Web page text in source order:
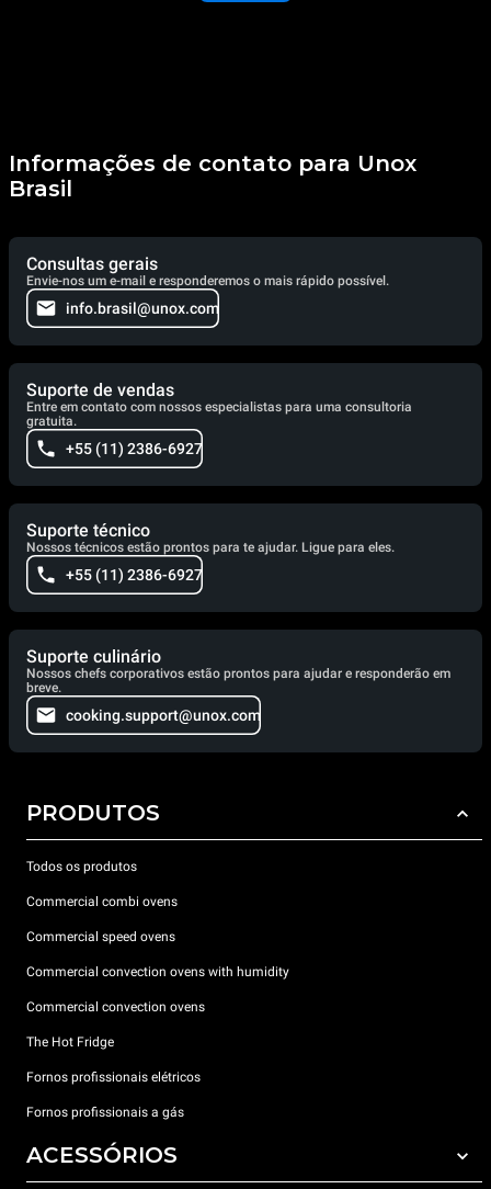
Informações de contato para Unox
Brasil
Consultas gerais
Envie-nos um e-mail e responderemos o mais rápido possível.
info.brasil@unox.com
Suporte de vendas
Entre em contato com nossos especialistas para uma consultoria
gratuita.
+55 (11) 2386-6927
Suporte técnico
Nossos técnicos estão prontos para te ajudar. Ligue para eles.
+55 (11) 2386-6927
Suporte culinário
Nossos chefs corporativos estão prontos para ajudar e responderão em
breve.
cooking.support@unox.com
PRODUTOS
Todos os produtos
Commercial combi ovens
Commercial speed ovens
Commercial convection ovens with humidity
Commercial convection ovens
The Hot Fridge
Fornos profissionais elétricos
Fornos profissionais a gás
ACESSÓRIOS